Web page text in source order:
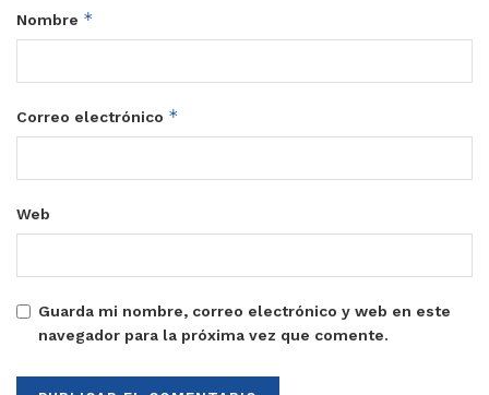
Nombre *
Correo electrónico *
Web
Guarda mi nombre, correo electrónico y web en este
navegador para la próxima vez que comente.